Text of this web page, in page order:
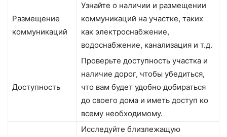
Размещение
коммуникаций
Узнайте о наличии и размещении
коммуникаций на участке, таких
как электроснабжение,
водоснабжение, канализация и т.д.
Доступность
Проверьте доступность участка и
наличие дорог, чтобы убедиться,
что вам будет удобно добираться
до своего дома и иметь доступ ко
всему необходимому.
Исследуйте близлежащую